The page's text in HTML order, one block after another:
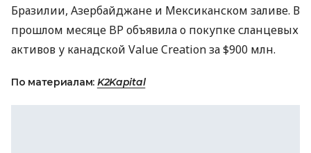
Бразилии, Азербайджане и Мексиканском заливе. В
прошлом месяце BP объявила о покупке сланцевых
активов у канадской Value Creation за $900 млн.
По материалам: K2Kapital